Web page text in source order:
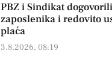
PBZ i Sindikat
zaposlenika i redovito
plaća
3.8.2026, 08:19